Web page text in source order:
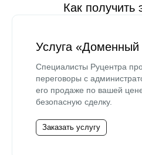
Как получить
Услуга «Доменный
Специалисты Руцентра
переговоры с
его продаже по вашей
безопасную сделку.
Заказать услугу